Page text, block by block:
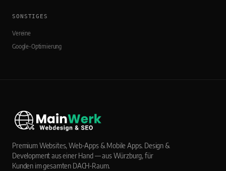
SONSTIGES
Vereine
Google-Optimierung
Premium Websites, Web-Apps & Mobile Apps. Design &
Development aus einer Hand — aus Würzburg, für
Kunden im gesamten DACH-Raum.